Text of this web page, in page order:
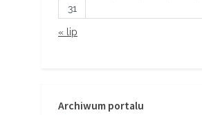
31
« lip
Archiwum portalu